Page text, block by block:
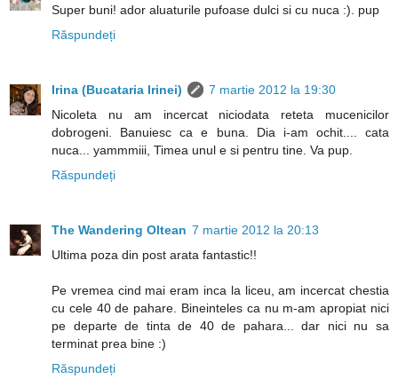
Super buni! ador aluaturile pufoase dulci si cu nuca :). pup
Răspundeți
Irina (Bucataria Irinei)
7 martie 2012 la 19:30
Nicoleta nu am incercat niciodata reteta mucenicilor
dobrogeni. Banuiesc ca e buna. Dia i-am ochit.... cata
nuca... yammmiii, Timea unul e si pentru tine. Va pup.
Răspundeți
The Wandering Oltean 7 martie 2012 la 20:13
Ultima poza din post arata fantastic!!
Pe vremea cind mai eram inca la liceu, am incercat chestia
cu cele 40 de pahare. Bineinteles ca nu m-am apropiat nici
pe departe de tinta de 40 de pahara... dar nici nu sa
terminat prea bine :)
Răspundeți